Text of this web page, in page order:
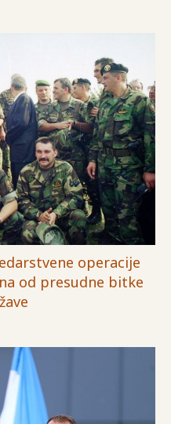
operacije
od presudne bitke